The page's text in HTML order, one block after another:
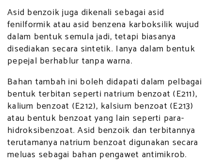
Asid benzoik juga dikenali sebagai asid
fenilformik atau asid benzena karboksilik wujud
dalam bentuk semula jadi, tetapi biasanya
disediakan secara sintetik. Ianya dalam bentuk
pepejal berhablur tanpa warna.
Bahan tambah ini boleh didapati dalam pelbagai
bentuk terbitan seperti natrium benzoat (E211),
kalium benzoat (E212), kalsium benzoat (E213)
atau bentuk benzoat yang lain seperti para-
hidroksibenzoat. Asid benzoik dan terbitannya
terutamanya natrium benzoat digunakan secara
meluas sebagai bahan pengawet antimikrob.